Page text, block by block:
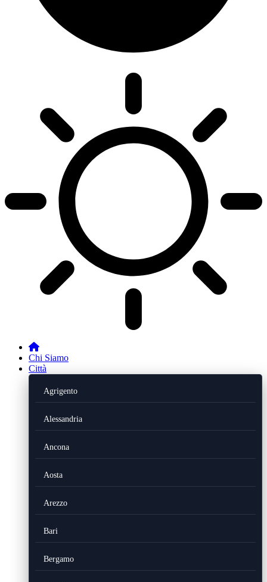
Chi Siamo
Città
Agrigento
Alessandria
Ancona
Aosta
Arezzo
Bari
Bergamo